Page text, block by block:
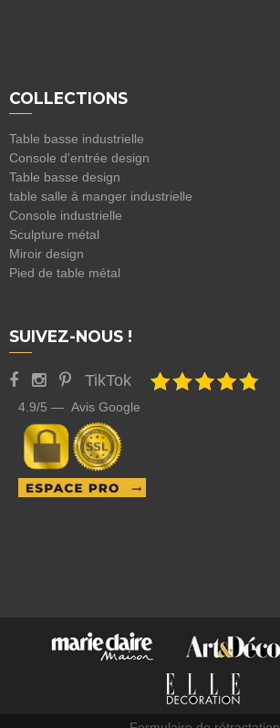
COLLECTIONS
Table basse industrielle
Console d'entrée design
Table basse design
table salle à manger industrielle
Console industrielle
Sculpture métal
Miroir design
Pied de table métal
SUIVEZ-NOUS !
TikTok
4.9/5 — Avis Google